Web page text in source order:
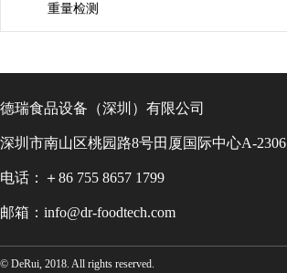
重量检测
德瑞食品设备（深圳）有限公司
深圳市南山区桃园路8号田厦国际中心A-2306
电话：＋86 755 8657 1799
邮箱：info@dr-foodtech.com
© DeRui, 2018. All rights reserved.